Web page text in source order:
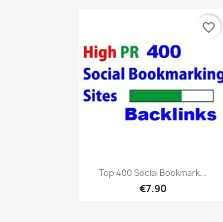
เปิดหน้าต่างย่อ
Top 400 Social Bookmark...
€7.90
favorite_border